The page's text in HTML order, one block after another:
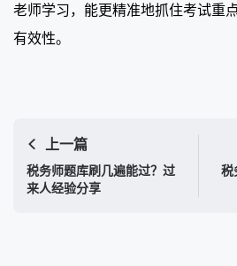
老师学习，能更精准地抓住考试重
有效性。
上一篇
税务师题库刷几遍能过？过
来人经验分享
税